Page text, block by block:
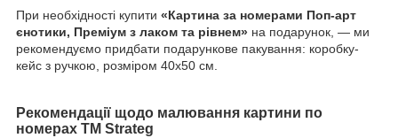
При необхідності купити «Картина за номерами Поп-арт
єнотики, Преміум з лаком та рівнем» на подарунок, — ми
рекомендуємо придбати подарункове пакування: коробку-
кейс з ручкою, розміром 40х50 см.
Рекомендації щодо малювання картини по
номерах ТМ Strateg